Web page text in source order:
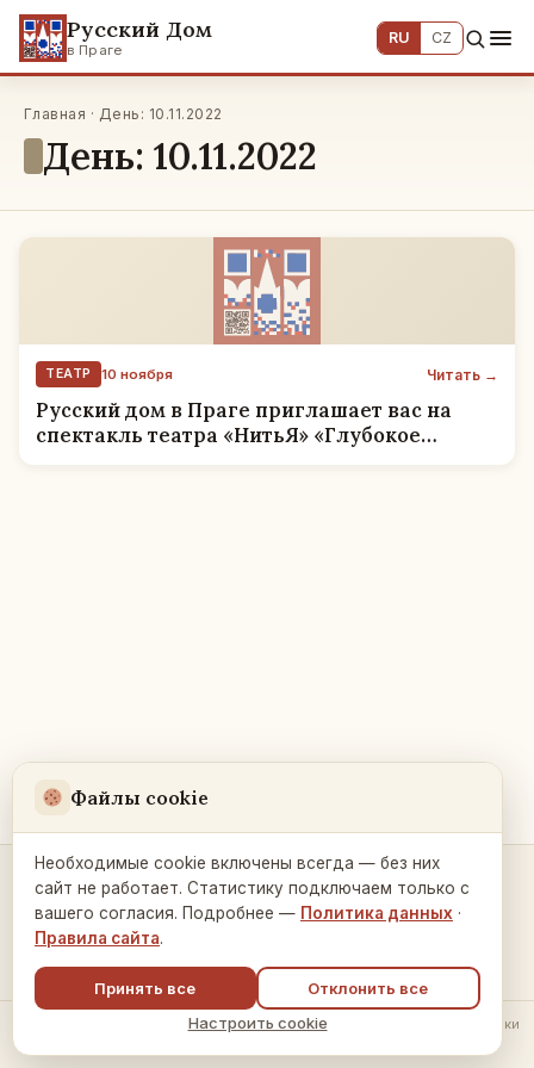
Русский Дом
в Праге
RU CZ
Главная · День: 10.11.2022
День: 10.11.2022
ТЕАТР 10 ноября Читать →
Русский дом в Праге приглашает вас на
спектакль театра «НитьЯ» «Глубокое
Контакты и связь →
© 2026 Русский Дом в Праге ·Политика обработки данных
Настройки
Файлы cookie
Необходимые cookie включены всегда — без них
сайт не работает. Статистику подключаем только с
вашего согласия. Подробнее — Политика данных ·
Правила сайта.
Принять все
Отклонить все
Настроить cookie